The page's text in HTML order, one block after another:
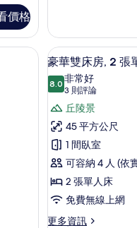
價格
別
墅
的
所
有
相
片
室
泳
池
墅
詳
情
桌、遮光布/窗簾
顯
示
豪
華
雙
床
房,
2
張
單
6
豪華雙床房, 2 張
8.08.0 分，滿分 10 分
非常好
3 則評論
(3
則
評
論)
丘陵景
45 平方公尺
1 間臥室
可容納 4 人 (依
2 張單人床
免費無線上網
更多資訊
更